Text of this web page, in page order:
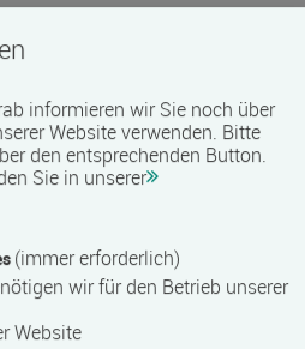
Uhr; Veranstaltungsende: 16:45
ist am 7. Mai 2026. Je nach
mit jeweils max. 6 TN gebildet,
informieren wir Sie noch über
Website verwenden. Bitte
den entsprechenden Button.
Sie in unserer
(immer erforderlich)
wir für den Betrieb unserer
Website